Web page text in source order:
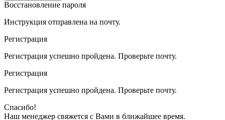
Восстановление пароля
Инструкция отправлена на почту.
Регистрация
Регистрация успешно пройдена. Проверьте почту.
Регистрация
Регистрация успешно пройдена. Проверьте почту.
Спасибо!
Наш менеджер свяжется с Вами в ближайшее время.